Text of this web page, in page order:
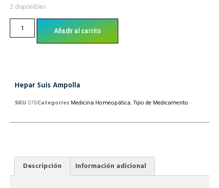
2 disponibles
Añadir al carrito
Hepar Suis Ampolla
SKU 078Categories Medicina Homeopática,Tipo de Medicamento
Descripción Información adicional